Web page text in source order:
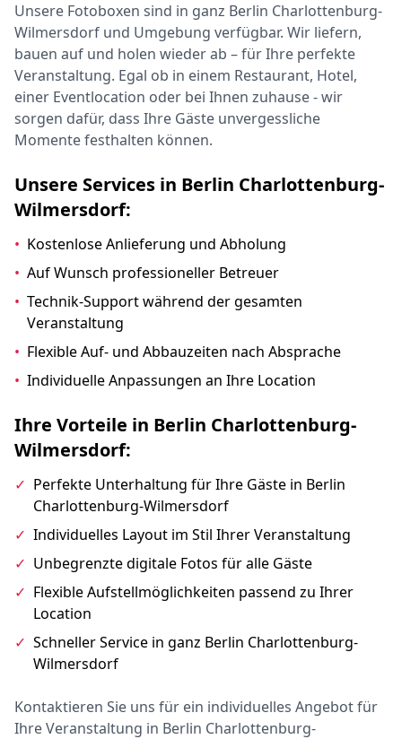
Unsere Fotoboxen sind in ganz Berlin Charlottenburg-
Wilmersdorf und Umgebung verfügbar. Wir liefern,
bauen auf und holen wieder ab – für Ihre perfekte
Veranstaltung. Egal ob in einem Restaurant, Hotel,
einer Eventlocation oder bei Ihnen zuhause - wir
sorgen dafür, dass Ihre Gäste unvergessliche
Momente festhalten können.
Unsere Services in Berlin Charlottenburg-
Wilmersdorf:
• Kostenlose Anlieferung und Abholung
• Auf Wunsch professioneller Betreuer
• Technik-Support während der gesamten
Veranstaltung
• Flexible Auf- und Abbauzeiten nach Absprache
• Individuelle Anpassungen an Ihre Location
Ihre Vorteile in Berlin Charlottenburg-
Wilmersdorf:
✓ Perfekte Unterhaltung für Ihre Gäste in Berlin
Charlottenburg-Wilmersdorf
✓ Individuelles Layout im Stil Ihrer Veranstaltung
✓ Unbegrenzte digitale Fotos für alle Gäste
✓ Flexible Aufstellmöglichkeiten passend zu Ihrer
Location
✓ Schneller Service in ganz Berlin Charlottenburg-
Wilmersdorf
Kontaktieren Sie uns für ein individuelles Angebot für
Ihre Veranstaltung in Berlin Charlottenburg-